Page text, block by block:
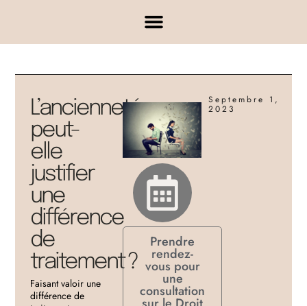
L’ancienneté
peut-
elle
justifier
une
différence
de
traitement ?
Faisant valoir une
différence de
Prendre
rendez-
vous pour
une
consultation
Septembre 1,
2023